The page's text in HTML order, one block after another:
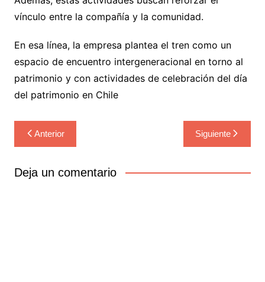
vínculo entre la compañía y la comunidad.
En esa línea, la empresa plantea el tren como un
espacio de encuentro intergeneracional en torno al
patrimonio y con actividades de celebración del día
del patrimonio en Chile
Navegación
de
entradas
Anterior Siguiente
Deja un comentario